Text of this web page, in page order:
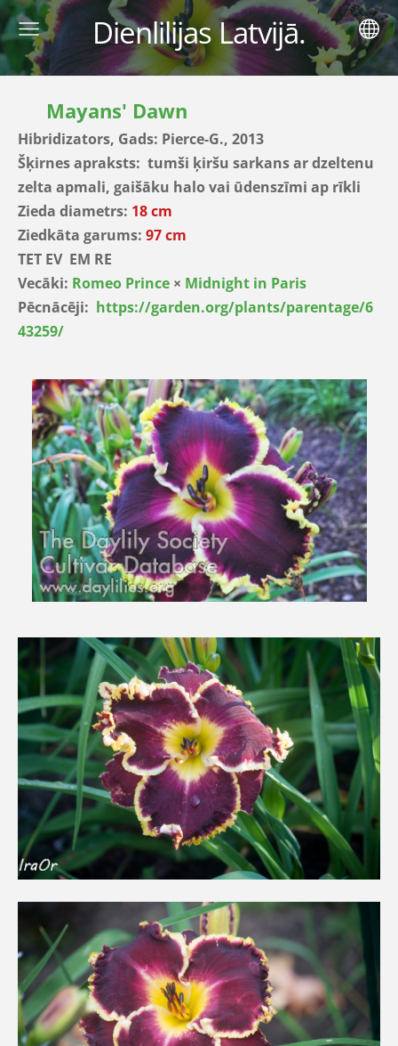
Dienlilijas Latvijā.
Mayans' Dawn
Hibridizators, Gads: Pierce-G., 2013
Šķirnes apraksts: tumši ķiršu sarkans ar dzeltenu
zelta apmali, gaišāku halo vai ūdenszīmi ap rīkli
Zieda diametrs: 18 cm
Ziedkāta garums: 97 cm
TET EV EM RE
Vecāki: Romeo Prince × Midnight in Paris
Pēcnācēji: https://garden.org/plants/parentage/6
43259/